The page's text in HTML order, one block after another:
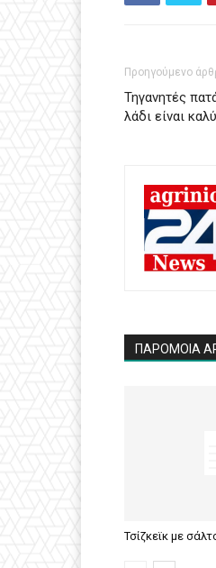
Προηγούμενο
Τηγανητές
λάδι είναι
ΠΑΡΟΜΟΙΑ
Τσίζκεϊκ με